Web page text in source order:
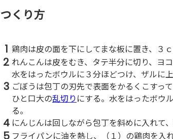
つくり方
1 鶏肉は皮の面を下にしてまな板に置き、３ｃ
2 れんこんは皮をむき、タテ半分に切り、ヨ
水をはったボウルに３分ほどつけ、ザルに
3 ごぼうは包丁の刃先で表面をかるくこすっ
ひと口大の乱切り にする。水をはったボウ
る。
4 にんじんは回しながら包丁を斜めに入れて
5 フライパンに油を熱し、（１）の鶏肉を入